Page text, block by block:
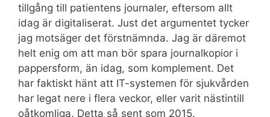
tillgång till patientens journaler, eftersom allt
idag är digitaliserat. Just det argumentet tycker
jag motsäger det förstnämnda. Jag är däremot
helt enig om att man bör spara journalkopior i
pappersform, än idag, som komplement. Det
har faktiskt hänt att IT-systemen för sjukvården
har legat nere i flera veckor, eller varit nästintill
oåtkomliga. Detta så sent som 2015.